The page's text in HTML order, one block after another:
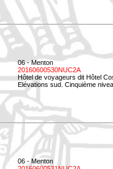
06 - Menton
20160600530NUC2A
Hôtel de voyageurs dit Hôtel
Elévations sud. Cinquième
06 - Menton